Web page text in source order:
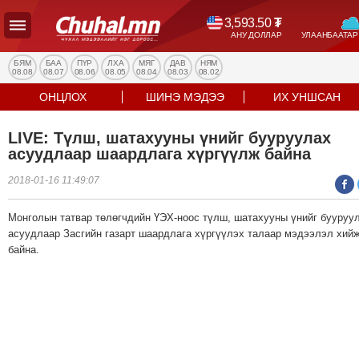
3,593.50₮
АНУ ДОЛЛАР
УЛС
ТӨР
НИЙГЭМ
ЭРҮҮЛ
МЭНД
СПОРТ
ENTERTAINMENT
ДЭЛХИЙН
БЯМ
08.08
БАА
08.07
ПҮР
08.06
ЛХА
08.05
МЯГ
08.04
ДАВ
08.03
НЯМ
08.02
ОНЦЛОХ ШИНЭ МЭДЭЭ ИХ УНШСАН
LIVE: Түлш, шатахууны үнийг бууруулах
асуудлаар шаардлага хүргүүлж байна
2018-01-16 11:49:07
Монголын татвар төлөгчдийн ҮЭХ-ноос түлш, шатахууны үнийг
асуудлаар Засгийн газарт шаардлага хүргүүлэх талаар мэдээлэл
байна.